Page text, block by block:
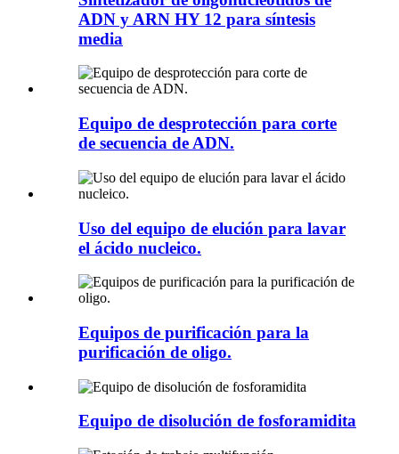
ADN y ARN HY 12 para síntesis
media
Equipo de desprotección para corte
de secuencia de ADN.
Uso del equipo de elución para lavar
el ácido nucleico.
Equipos de purificación para la
purificación de oligo.
Equipo de disolución de fosforamidita